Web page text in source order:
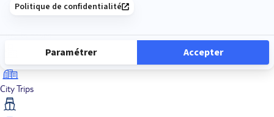
Circuits privés
City Trips